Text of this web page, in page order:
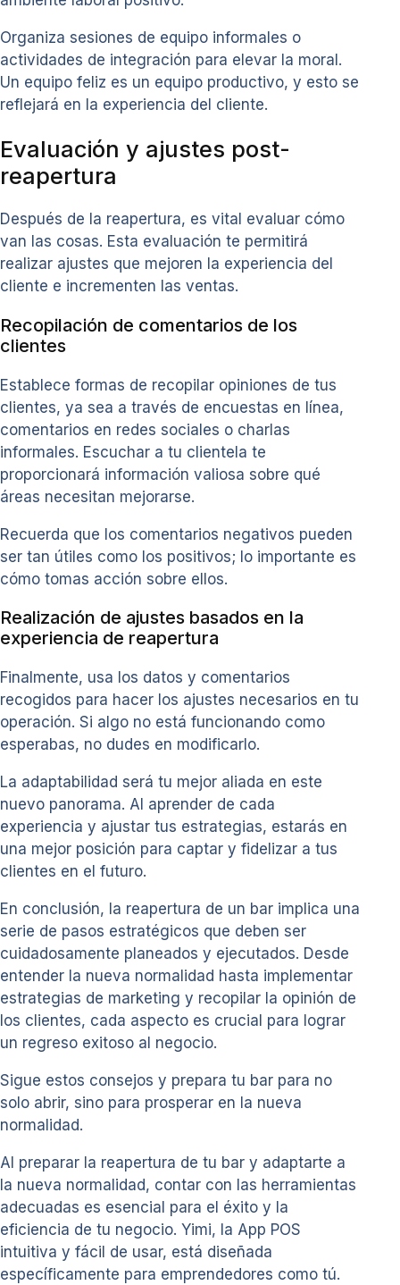
Organiza sesiones de equipo informales o
actividades de integración para elevar la moral.
Un equipo feliz es un equipo productivo, y esto se
reflejará en la experiencia del cliente.
Evaluación y ajustes post-
reapertura
Después de la reapertura, es vital evaluar cómo
van las cosas. Esta evaluación te permitirá
realizar ajustes que mejoren la experiencia del
cliente e incrementen las ventas.
Recopilación de comentarios de los
clientes
Establece formas de recopilar opiniones de tus
clientes, ya sea a través de encuestas en línea,
comentarios en redes sociales o charlas
informales. Escuchar a tu clientela te
proporcionará información valiosa sobre qué
áreas necesitan mejorarse.
Recuerda que los comentarios negativos pueden
ser tan útiles como los positivos; lo importante es
cómo tomas acción sobre ellos.
Realización de ajustes basados en la
experiencia de reapertura
Finalmente, usa los datos y comentarios
recogidos para hacer los ajustes necesarios en tu
operación. Si algo no está funcionando como
esperabas, no dudes en modificarlo.
La adaptabilidad será tu mejor aliada en este
nuevo panorama. Al aprender de cada
experiencia y ajustar tus estrategias, estarás en
una mejor posición para captar y fidelizar a tus
clientes en el futuro.
En conclusión, la reapertura de un bar implica una
serie de pasos estratégicos que deben ser
cuidadosamente planeados y ejecutados. Desde
entender la nueva normalidad hasta implementar
estrategias de marketing y recopilar la opinión de
los clientes, cada aspecto es crucial para lograr
un regreso exitoso al negocio.
Sigue estos consejos y prepara tu bar para no
solo abrir, sino para prosperar en la nueva
normalidad.
Al preparar la reapertura de tu bar y adaptarte a
la nueva normalidad, contar con las herramientas
adecuadas es esencial para el éxito y la
eficiencia de tu negocio. Yimi, la App POS
intuitiva y fácil de usar, está diseñada
específicamente para emprendedores como tú.